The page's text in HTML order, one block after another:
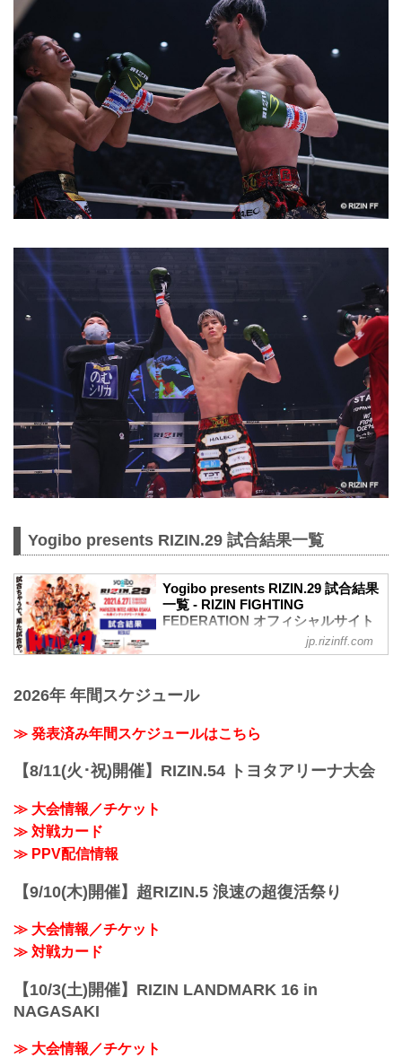
Yogibo presents RIZIN.29 試合結果一覧
Yogibo presents RIZIN.29 試合結果
一覧 - RIZIN FIGHTING
FEDERATION オフィシャルサイト
第13試合／BODYMAKER presents RIZIN
Full Fight | 皇治 vs. 白鳥大珠 / Kouzi vs.
youtu.be
ール：3分 3R（61.0kg）
（LOSE）皇治 vs. 白鳥大珠（WIN）
jp.rizinff.com
2026年 年間スケジュール
≫ 発表済み年間スケジュールはこちら
【8/11(火･祝)開催】RIZIN.54 トヨタアリーナ大会
≫ 大会情報／チケット
≫ 対戦カード
≫ PPV配信情報
【9/10(木)開催】超RIZIN.5 浪速の超復活祭り
≫ 大会情報／チケット
≫ 対戦カード
【10/3(土)開催】RIZIN LANDMARK 16 in
NAGASAKI
≫ 大会情報／チケット